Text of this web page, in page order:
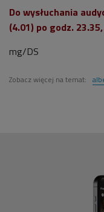
Do wysłuchania
(4.01) po godz.
mg/DS
Zobacz więcej na temat: